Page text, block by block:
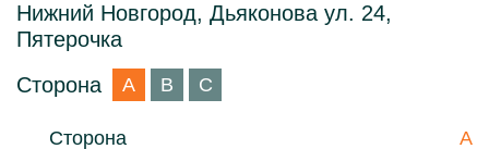
Нижний Новгород, Дьяконова ул. 24,
Пятерочка
Сторона
A B С
Сторона
A